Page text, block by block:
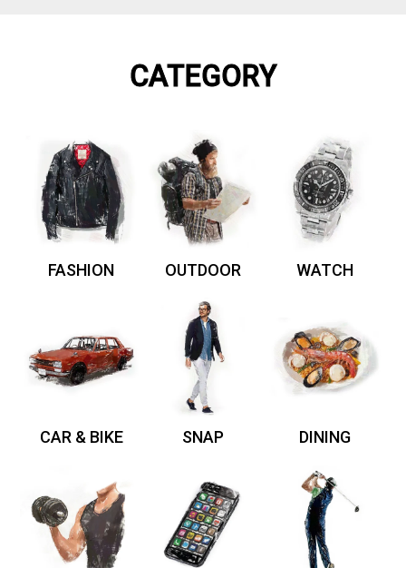
CATEGORY
FASHION OUTDOOR WATCH
CAR & BIKE SNAP DINING